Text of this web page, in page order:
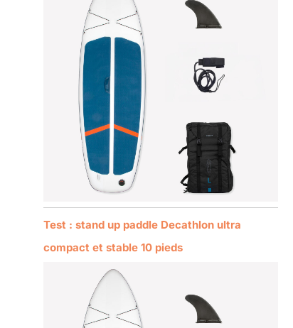
Test : stand up paddle Decathlon ultra
compact et stable 10 pieds